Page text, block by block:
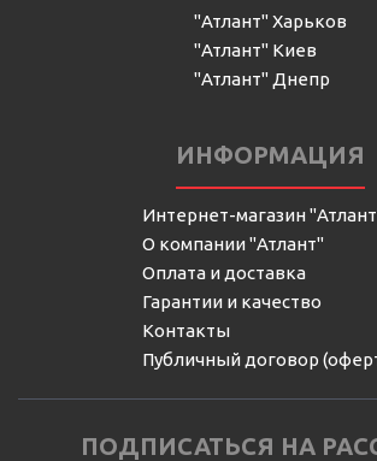
"Атлант" Харьков
"Атлант" Киев
"Атлант" Днепр
ИНФОРМАЦИЯ
Интернет-магазин
О компании "Атлант"
Оплата и доставка
Гарантии и качество
Контакты
Публичный договор
ПОДПИСАТЬСЯ НА